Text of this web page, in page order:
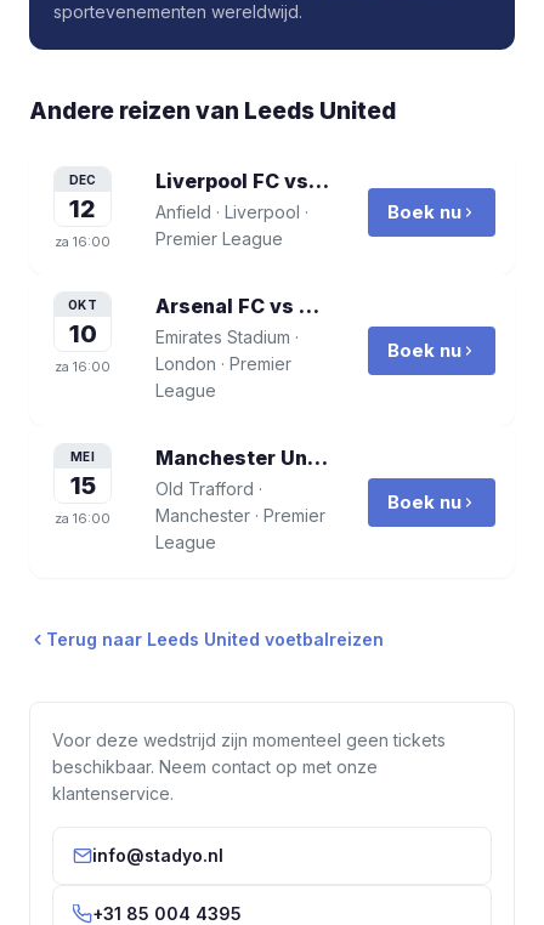
sportevenementen wereldwijd.
Andere reizen van Leeds United
DEC
12
za 16:00
Liverpool FC vs Leeds United
Anfield · Liverpool ·
Premier League
Boek nu
OKT
10
za 16:00
Arsenal FC vs Leeds United
Emirates Stadium ·
London · Premier
League
Boek nu
MEI
15
za 16:00
Manchester United vs Leeds United
Old Trafford ·
Manchester · Premier
League
Boek nu
Terug naar Leeds United voetbalreizen
Voor deze wedstrijd zijn momenteel geen tickets
beschikbaar. Neem contact op met onze
klantenservice.
info@stadyo.nl
+31 85 004 4395